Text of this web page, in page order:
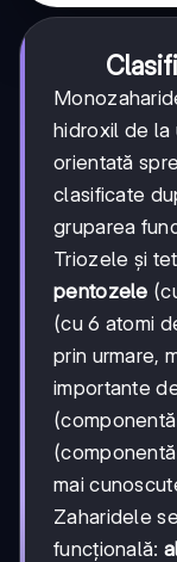
hidroxil de la
orientată
clasificate
gruparea
Triozele și
pentozele
(cu 6 atomi
prin urmare,
importante
mai
Zaharidele
funcțională: